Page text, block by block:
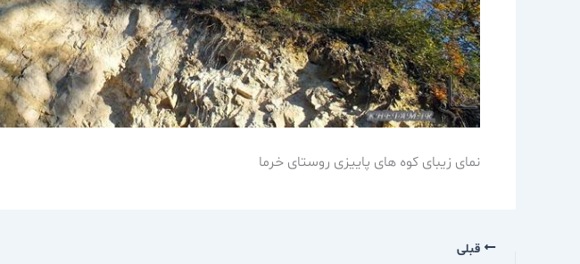
نمای زیبای کوه های پاییزی روستای خرما
قبلی